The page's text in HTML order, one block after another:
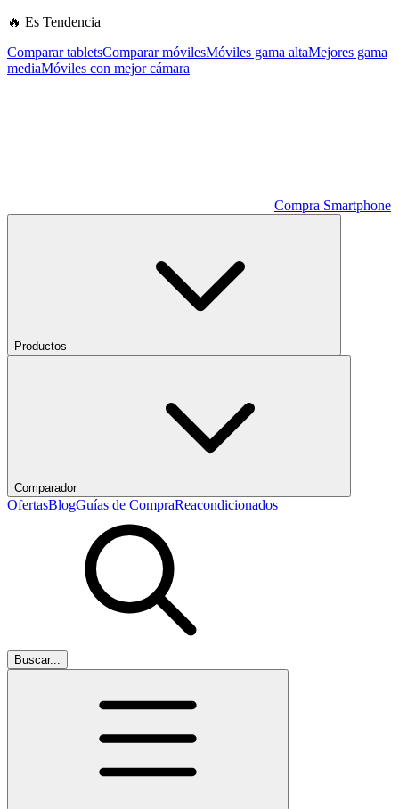
🔥 Es Tendencia
Comparar tabletsComparar móvilesMóviles gama altaMejores gama
mediaMóviles con mejor cámara
Compra Smartphone
Productos
Comparador
OfertasBlogGuías de CompraReacondicionados
Buscar...